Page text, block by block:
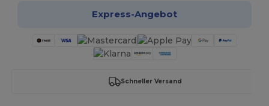
Express-Angebot
Schneller Versand